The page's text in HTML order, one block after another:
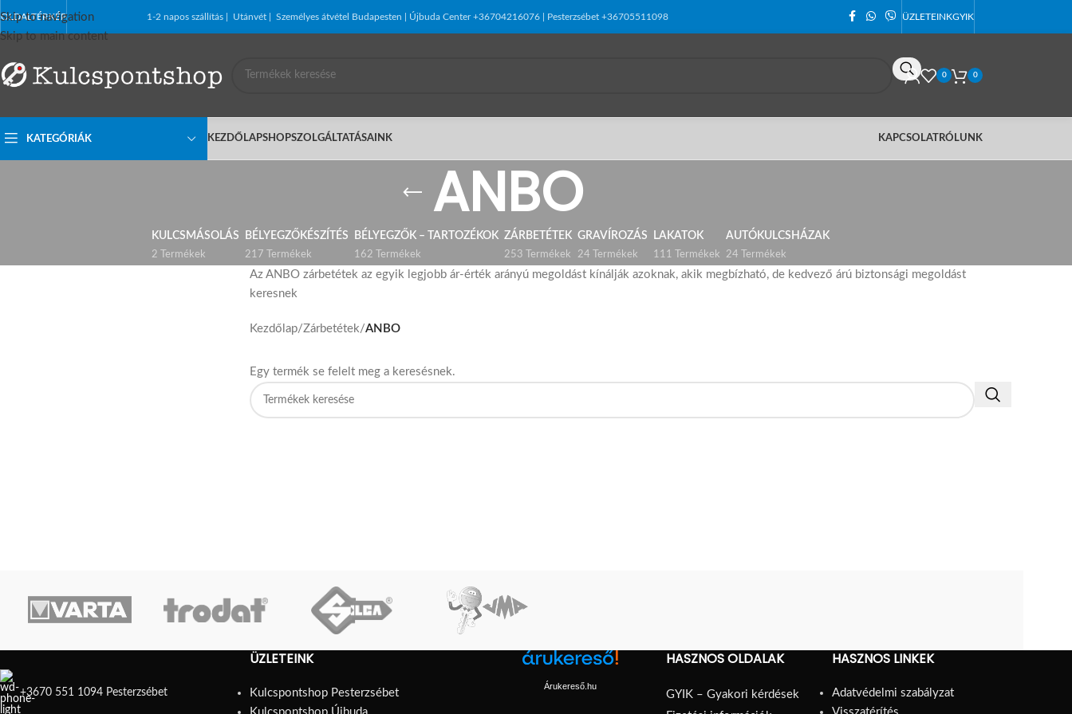
Skip to navigation
Skip to main content
OLDALTÉRKÉP 1-2 napos szállítás | Utánvét | Személyes átvétel Budapesten | Újbuda Center +36704216076 | Pesterzsébet +36705511098 ÜZLETEINKGYIK
0 0
KATEGÓRIÁK KEZDŐLAPSHOPSZOLGÁLTATÁSAINK KAPCSOLATRÓLUNK
ANBO
KULCSMÁSOLÁS
2 Termékek
BÉLYEGZŐKÉSZÍTÉS
217 Termékek
BÉLYEGZŐK – TARTOZÉKOK
162 Termékek
ZÁRBETÉTEK
253 Termékek
GRAVÍROZÁS
24 Termékek
LAKATOK
111 Termékek
AUTÓKULCSHÁZAK
24 Termékek
Az ANBO zárbetétek az egyik legjobb ár-érték arányú megoldást kínálják azoknak, akik megbízható, de kedvező árú biztonsági megoldást
keresnek
Kezdőlap/Zárbetétek/ANBO
Egy termék se felelt meg a keresésnek.
+3670 551 1094 Pesterzsébet
ÜZLETEINK
Kulcspontshop Pesterzsébet
Kulcspontshop Újbuda
Árukereső.hu
HASZNOS OLDALAK
GYIK – Gyakori kérdések
HASZNOS LINKEK
Adatvédelmi szabályzat
Visszatérítés